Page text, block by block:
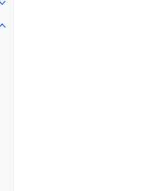
Toggle navigation of
Toggle navigation of Faixas